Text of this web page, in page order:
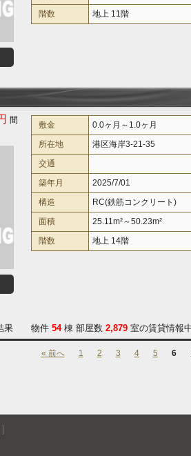
階数
地上 11階
敷金 0.0ヶ月～1.0ヶ月
所在地
港区海岸3-21-35
交通
築年月
2025/7/01
構造
RC(鉄筋コンクリート)
面積
25.11m²～50.23m²
階数
地上 14階
果 物件 54棟 部屋数 2,879 室の賃貸情報
« 前へ 1 2 3 4 5 6